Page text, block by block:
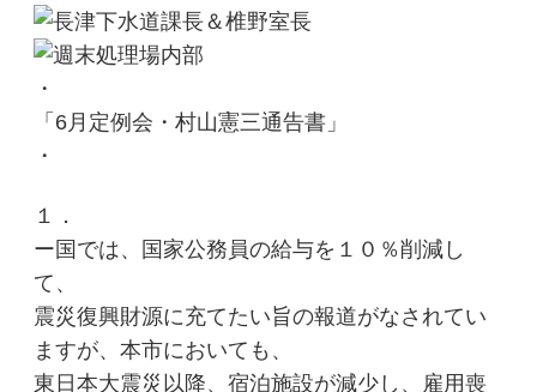
・
「6月定例会・村山憲三通告書」
・
１．
ー国では、国家公務員の給与を１０％削減し
て、
震災復興財源に充てたい旨の報道がなされてい
ますが、本市においても、
東日本大震災以降、宿泊施設が減少し、雇用喪